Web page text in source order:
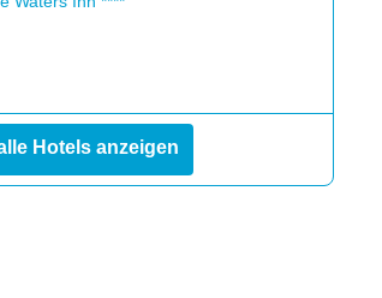
Hotels anzeigen